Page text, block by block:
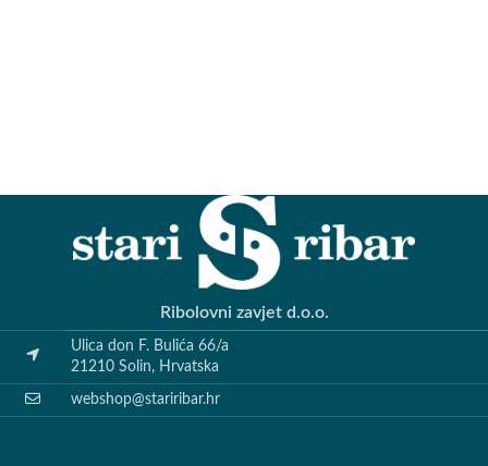
Ribolovni zavjet d.o.o.
Ulica don F. Bulića 66/a
21210 Solin, Hrvatska
webshop@stariribar.hr